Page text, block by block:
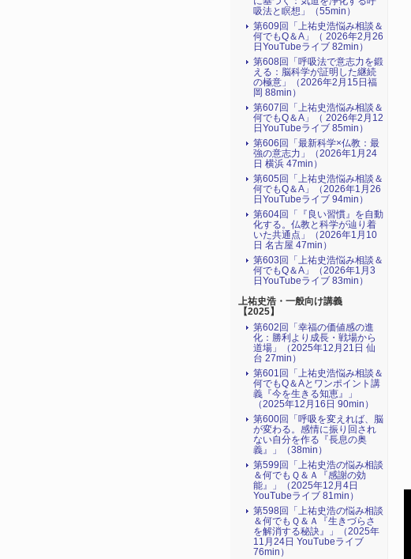
吸法と瞑想」（55min）
第609回「上祐史浩悩み相談＆
何でもQ＆A」（ 2026年2月26
日YouTubeライブ 82min）
第608回「呼吸法で意志力を鍛
える：脳科学が証明した継続
の極意」（2026年2月15日福
岡 88min）
第607回「上祐史浩悩み相談＆
何でもQ＆A」（ 2026年2月12
日YouTubeライブ 85min）
第606回「最新科学×仏教：最
強の意志力」（2026年1月24
日 横浜 47min）
第605回「上祐史浩悩み相談＆
何でもQ＆A」（2026年1月26
日YouTubeライブ 94min）
第604回「『良い習慣』を自動
化する。仏教と科学が辿り着
いた共通点」（2026年1月10
日 名古屋 47min）
第603回「上祐史浩悩み相談＆
何でもQ＆A」（2026年1月3
日YouTubeライブ 83min）
上祐史浩・一般向け講義
【2025】
第602回「幸福の価値感の進
化：勝利より成長・戦場から
道場」（2025年12月21日 仙
台 27min）
第601回「上祐史浩悩み相談＆
何でもQ＆Aとワンポイント講
義『今を生きる知恵』」
（2025年12月16日 90min）
第600回「呼吸を変えれば、脳
が変わる。感情に振り回され
ない自分を作る『長息の奥
義』」（38min）
第599回「上祐史浩の悩み相談
＆何でもＱ＆Ａ『感謝の効
能』」（2025年12月4日
YouTubeライブ 81min）
第598回「上祐史浩の悩み相談
＆何でもＱ＆Ａ『生きづらさ
を解消する秘訣』​」（2025年
11月24日 YouTubeライブ
76min）